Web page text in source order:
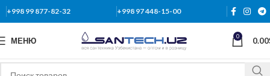
+998 99 877-82-32 +998 97 448-15-00
МЕНЮ 0 0.00